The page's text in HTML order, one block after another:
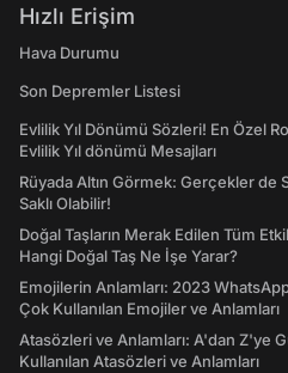
Hızlı Erişim
Hava Durumu
Son Depremler Listesi
Evlilik Yıl Dönümü Sözleri! En Özel
Evlilik Yıl dönümü Mesajları
Rüyada Altın Görmek: Gerçekler de
Saklı Olabilir!
Doğal Taşların Merak Edilen Tüm
Hangi Doğal Taş Ne İşe Yarar?
Emojilerin Anlamları: 2023
Çok Kullanılan Emojiler ve Anlamları
Atasözleri ve Anlamları: A'dan Z'ye
Kullanılan Atasözleri ve Anlamları